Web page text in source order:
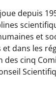
depuis
et
dans les
des cinq